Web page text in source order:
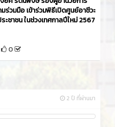
ร่วมมือ เข้าร่วมพิธีเปิดศูนย์อาชีวะ
ชาชน ในช่วงเทศกาลปีใหม่ 2567
0
2 ปี ที่ผ่านมา